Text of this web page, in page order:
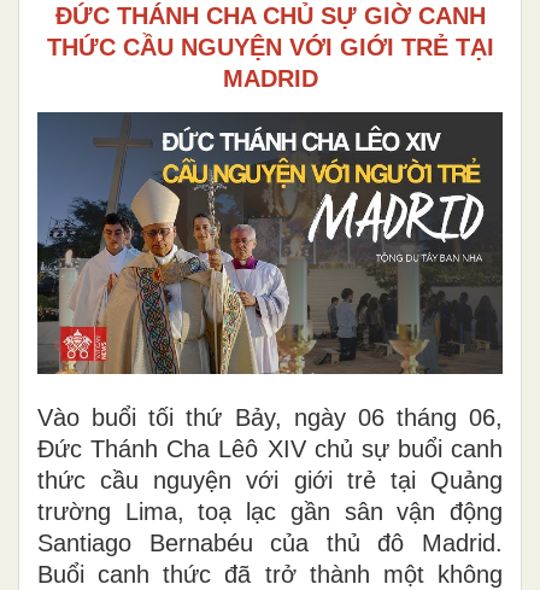
ĐỨC THÁNH CHA CHỦ SỰ GIỜ CANH
THỨC CẦU NGUYỆN VỚI GIỚI TRẺ TẠI
MADRID
Vào buổi tối thứ Bảy, ngày 06 tháng 06,
Đức Thánh Cha Lêô XIV chủ sự buổi canh
thức cầu nguyện với giới trẻ tại Quảng
trường Lima, toạ lạc gần sân vận động
Santiago Bernabéu của thủ đô Madrid.
Buổi canh thức đã trở thành một không